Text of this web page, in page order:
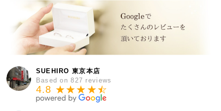
SUEHIRO 東京本店
Based on 827 reviews
4.8 ★★★★★
☆